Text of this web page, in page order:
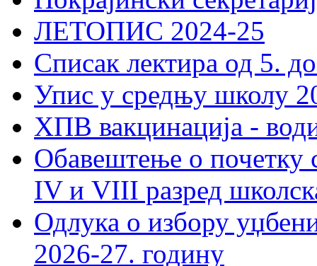
ЛЕТОПИС 2024-25
Списак лектира од 5.
Упис у средњу школу
ХПВ вакцинација -
Обавештење о почетку
IV и VIII разред
Одлука о избору
2026-27. годину